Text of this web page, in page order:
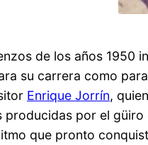
de los años 1950
su carrera como
Enrique Jorrín,
producidas por el
que pronto